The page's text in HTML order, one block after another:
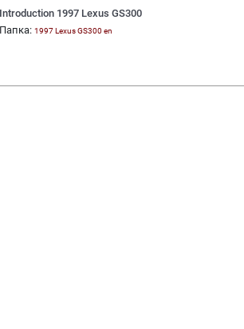
Introduction 1997 Lexus GS300
Папка: 1997 Lexus GS300 en